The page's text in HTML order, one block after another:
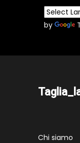
by
Chi siamo